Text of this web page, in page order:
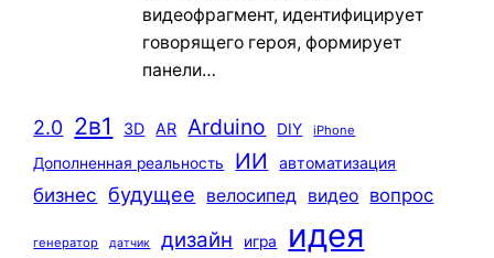
видеофрагмент, идентифицирует
говорящего героя, формирует
панели…
2.0 2в1 3D AR Arduino DIY iPhone
Дополненная реальность ИИ автоматизация
бизнес будущее велосипед видео вопрос
генератор датчик дизайн игра идея